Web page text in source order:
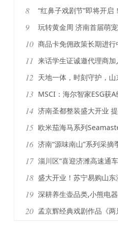
公新模式
8
“红鼻子戏剧节”即将开启
旅城“好戏连台”
9 玩转黄金周 济南首届萌
10 商品卡免佣政策长期进
发商家经营活力
11 来话学生证诚邀代理商加
12 天地一体，时刻守护，
直连卫星业务
13 MSCI：海尔智家ESG获
14 济南圣都整装盛大开业
选购服务！
15 欧米茄海马系列
Blue，奏响蓝色狂想曲
16 济南“源味南山”系列采
届无花果采摘旅游节开幕
17 淄川区“喜迎济潍高速通
2023齐山红叶节启动仪
18 盛大开业！苏宁易购山
标山
19 深耕养生壶品类,小熊电
保驾护航
20 孟京辉经典戏剧作品《